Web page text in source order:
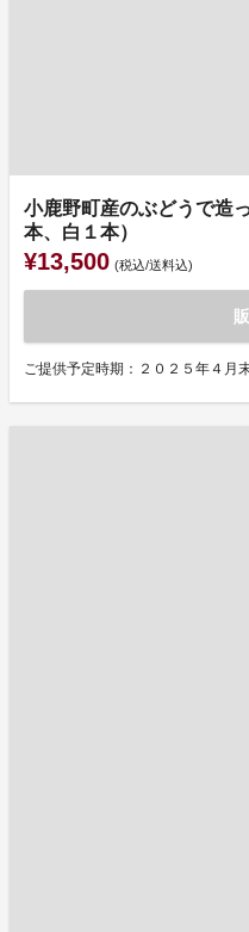
小鹿野町産のぶどうで造
本、白１本）
¥13,500 (税込/送料込)
ご提供予定時期：２０２５年４月